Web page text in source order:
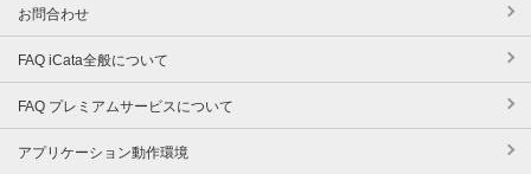
お問合わせ
FAQ iCata全般について
FAQ プレミアムサービスについて
アプリケーション動作環境